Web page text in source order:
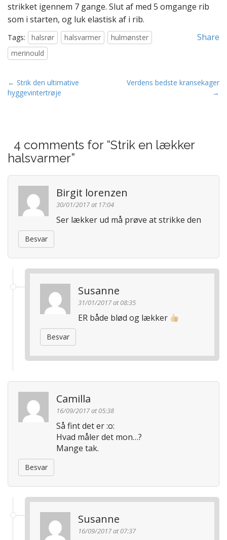
strikket igennem 7 gange. Slut af med 5 omgange rib
som i starten, og luk elastisk af i rib.
Share
Tags: halsrør halsvarmer
hulmønster
merinould
P
o
a
v
i
n
← Strik den ultimative
hyggevintertrøje
Verdens bedste kransekager
→
4 comments for “Strik en lækker
halsvarmer”
Birgit lorenzen
30/01/2017 at 17:04
Ser lækker ud må prøve at strikke den
Besvar
Susanne
31/01/2017 at 08:35
ER både blød og lækker
Besvar
Camilla
16/09/2017 at 05:38
Så fint det er :o:
Hvad måler det mon…?
Mange tak.
Besvar
Susanne
16/09/2017 at 07:37